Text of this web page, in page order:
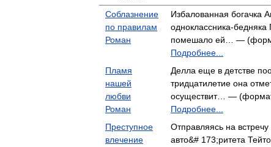
Соблазнение
по правилам
Роман
Избалованная богачка
одноклассника-
помешало ей… —
Подробнее...
Пламя
нашей
любви
Роман
Делла еще в детстве
тридцатилетие она
осуществит… —
Подробнее...
Преступное
влечение
Отправляясь на
авто&# 173;ритета